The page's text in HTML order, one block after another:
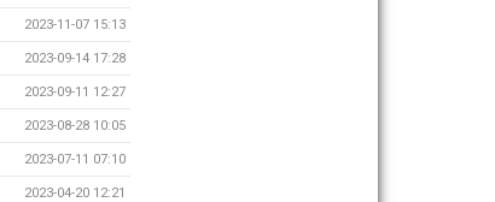
2023-11-07 15:13
2023-09-14 17:28
2023-09-11 12:27
2023-08-28 10:05
2023-07-11 07:10
2023-04-20 12:21